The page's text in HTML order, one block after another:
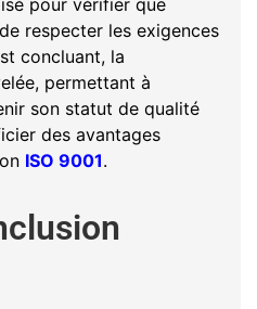
respecter les exigences
concluant, la
permettant à
son statut de qualité
des avantages
ISO 9001.